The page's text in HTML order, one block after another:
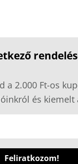
a 2.000 Ft-os
és
Feliratkozom!